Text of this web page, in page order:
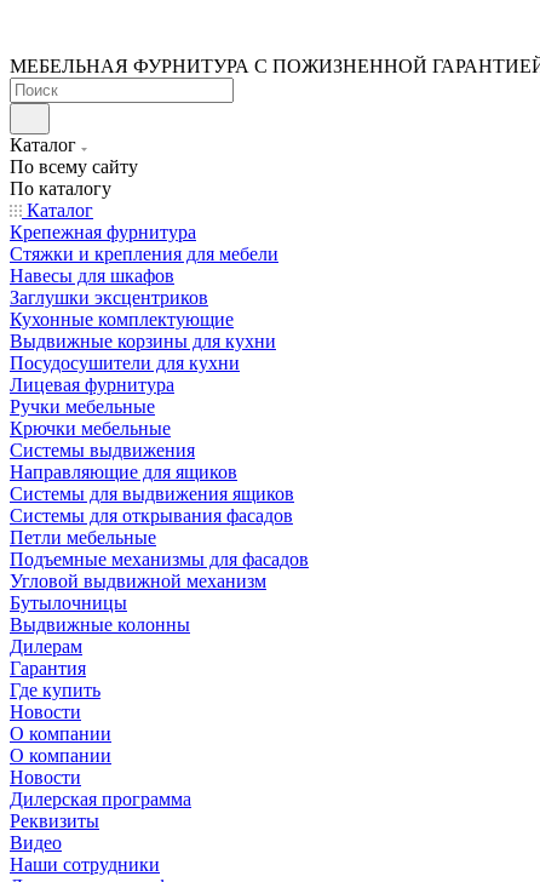
МЕБЕЛЬНАЯ ФУРНИТУРА С ПОЖИЗНЕННОЙ
Каталог
По всему сайту
По каталогу
Каталог
Крепежная фурнитура
Стяжки и крепления для мебели
Навесы для шкафов
Заглушки эксцентриков
Кухонные комплектующие
Выдвижные корзины для кухни
Посудосушители для кухни
Лицевая фурнитура
Ручки мебельные
Крючки мебельные
Системы выдвижения
Направляющие для ящиков
Системы для выдвижения ящиков
Системы для открывания фасадов
Петли мебельные
Подъемные механизмы для фасадов
Угловой выдвижной механизм
Бутылочницы
Выдвижные колонны
Дилерам
Гарантия
Где купить
Новости
О компании
О компании
Новости
Дилерская программа
Реквизиты
Видео
Наши сотрудники